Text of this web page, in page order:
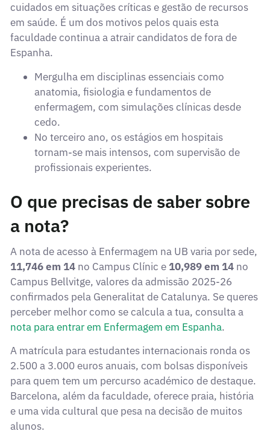
cuidados em situações críticas e gestão de recursos
em saúde. É um dos motivos pelos quais esta
faculdade continua a atrair candidatos de fora de
Espanha.
Mergulha em disciplinas essenciais como
anatomia, fisiologia e fundamentos de
enfermagem, com simulações clínicas desde
cedo.
No terceiro ano, os estágios em hospitais
tornam-se mais intensos, com supervisão de
profissionais experientes.
O que precisas de saber sobre
a nota?
A nota de acesso à Enfermagem na UB varia por sede,
11,746 em 14 no Campus Clínic e 10,989 em 14 no
Campus Bellvitge, valores da admissão 2025-26
confirmados pela Generalitat de Catalunya. Se queres
perceber melhor como se calcula a tua, consulta a
nota para entrar em Enfermagem em Espanha.
A matrícula para estudantes internacionais ronda os
2.500 a 3.000 euros anuais, com bolsas disponíveis
para quem tem um percurso académico de destaque.
Barcelona, além da faculdade, oferece praia, história
e uma vida cultural que pesa na decisão de muitos
alunos.